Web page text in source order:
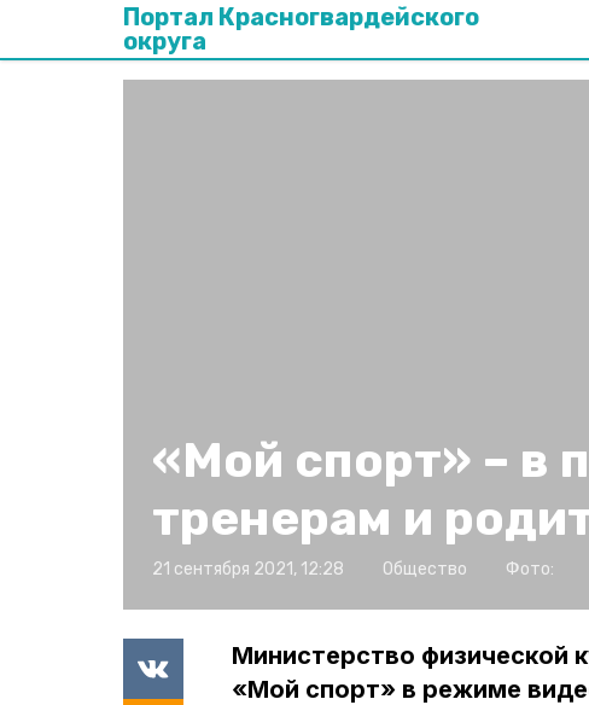
Портал Красногвардейского
округа
«Мой спорт» – в
тренерам и
21 сентября 2021, 12:28 Общество Фото:
Министерство физической
«Мой спорт» в режиме